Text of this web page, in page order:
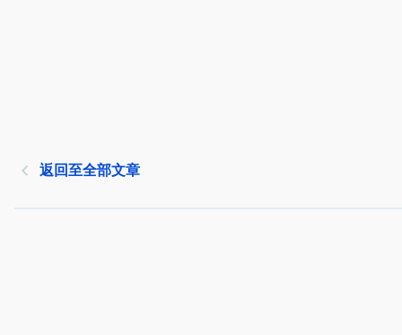
返回至全部文章